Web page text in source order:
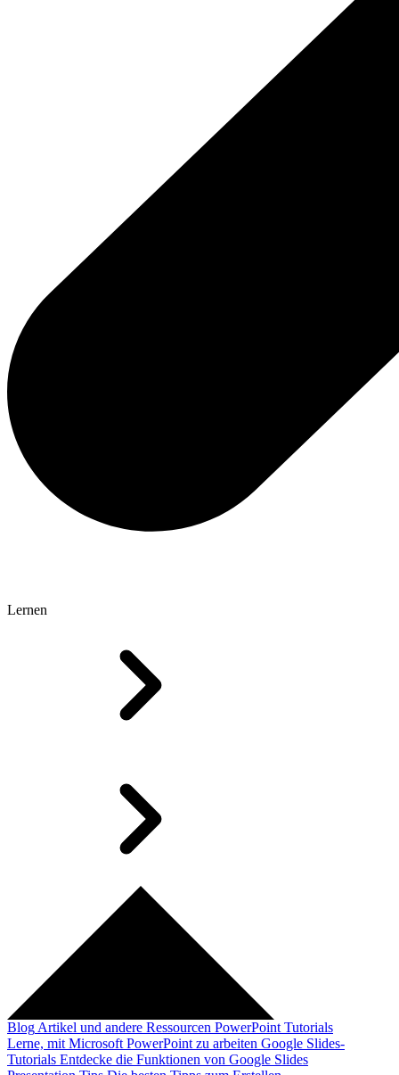
Lernen
Blog Artikel und andere Ressourcen PowerPoint Tutorials
Lerne, mit Microsoft PowerPoint zu arbeiten Google Slides-
Tutorials Entdecke die Funktionen von Google Slides